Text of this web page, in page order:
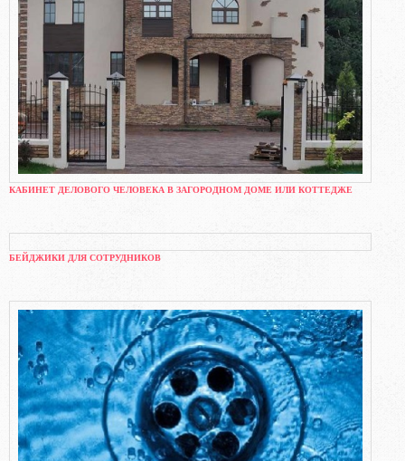
КАБИНЕТ ДЕЛОВОГО ЧЕЛОВЕКА В ЗАГОРОДНОМ ДОМЕ ИЛИ КОТТЕДЖЕ
БЕЙДЖИКИ ДЛЯ СОТРУДНИКОВ